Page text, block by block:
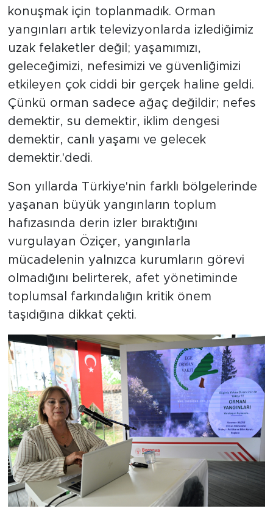
konuşmak için toplanmadık. Orman
yangınları artık televizyonlarda izlediğimiz
uzak felaketler değil; yaşamımızı,
geleceğimizi, nefesimizi ve güvenliğimizi
etkileyen çok ciddi bir gerçek haline geldi.
Çünkü orman sadece ağaç değildir; nefes
demektir, su demektir, iklim dengesi
demektir, canlı yaşamı ve gelecek
demektir.'dedi.
Son yıllarda Türkiye'nin farklı bölgelerinde
yaşanan büyük yangınların toplum
hafızasında derin izler bıraktığını
vurgulayan Öziçer, yangınlarla
mücadelenin yalnızca kurumların görevi
olmadığını belirterek, afet yönetiminde
toplumsal farkındalığın kritik önem
taşıdığına dikkat çekti.